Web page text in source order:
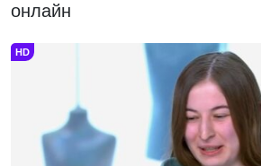
онлайн
HD